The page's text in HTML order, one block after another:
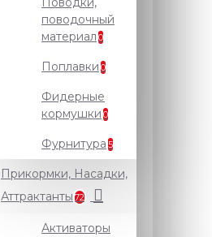
поводочный
материал 0
Поплавки 0
Фидерные
кормушки 0
Фурнитура 5
Прикормки, Насадки,
Аттрактанты 72
Активаторы